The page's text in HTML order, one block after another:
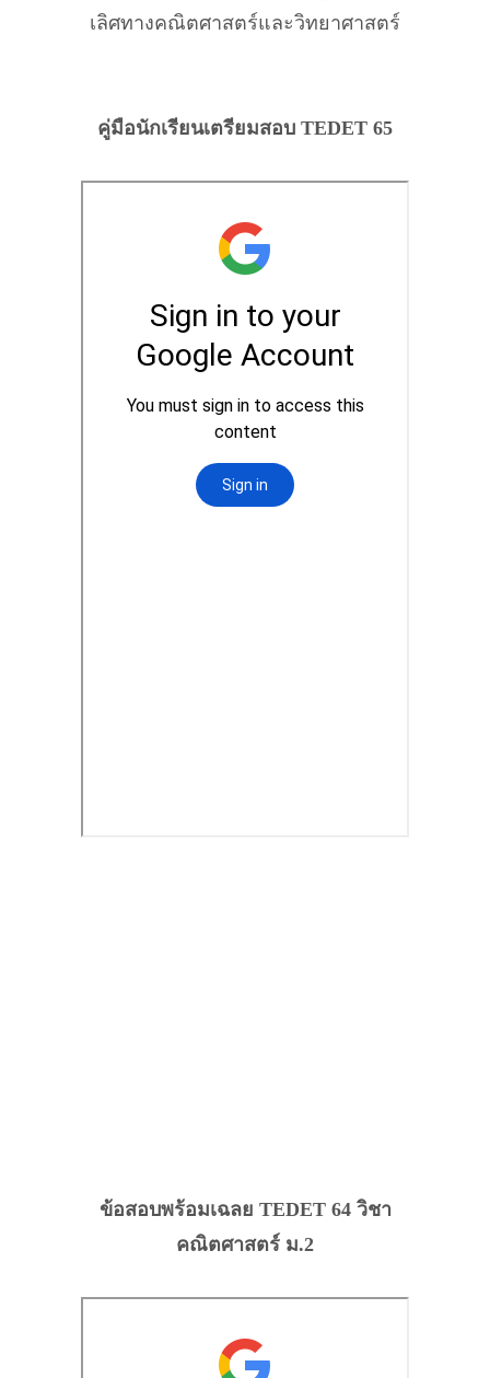
เลิศทางคณิตศาสตร์และวิทยาศาสตร์
คู่มือนักเรียนเตรียมสอบ TEDET 65
ข้อสอบพร้อมเฉลย TEDET 64 วิชา
คณิตศาสตร์ ม.2